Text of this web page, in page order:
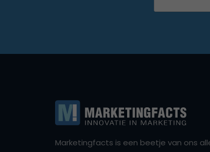
Marketingfacts is een beetje van ons